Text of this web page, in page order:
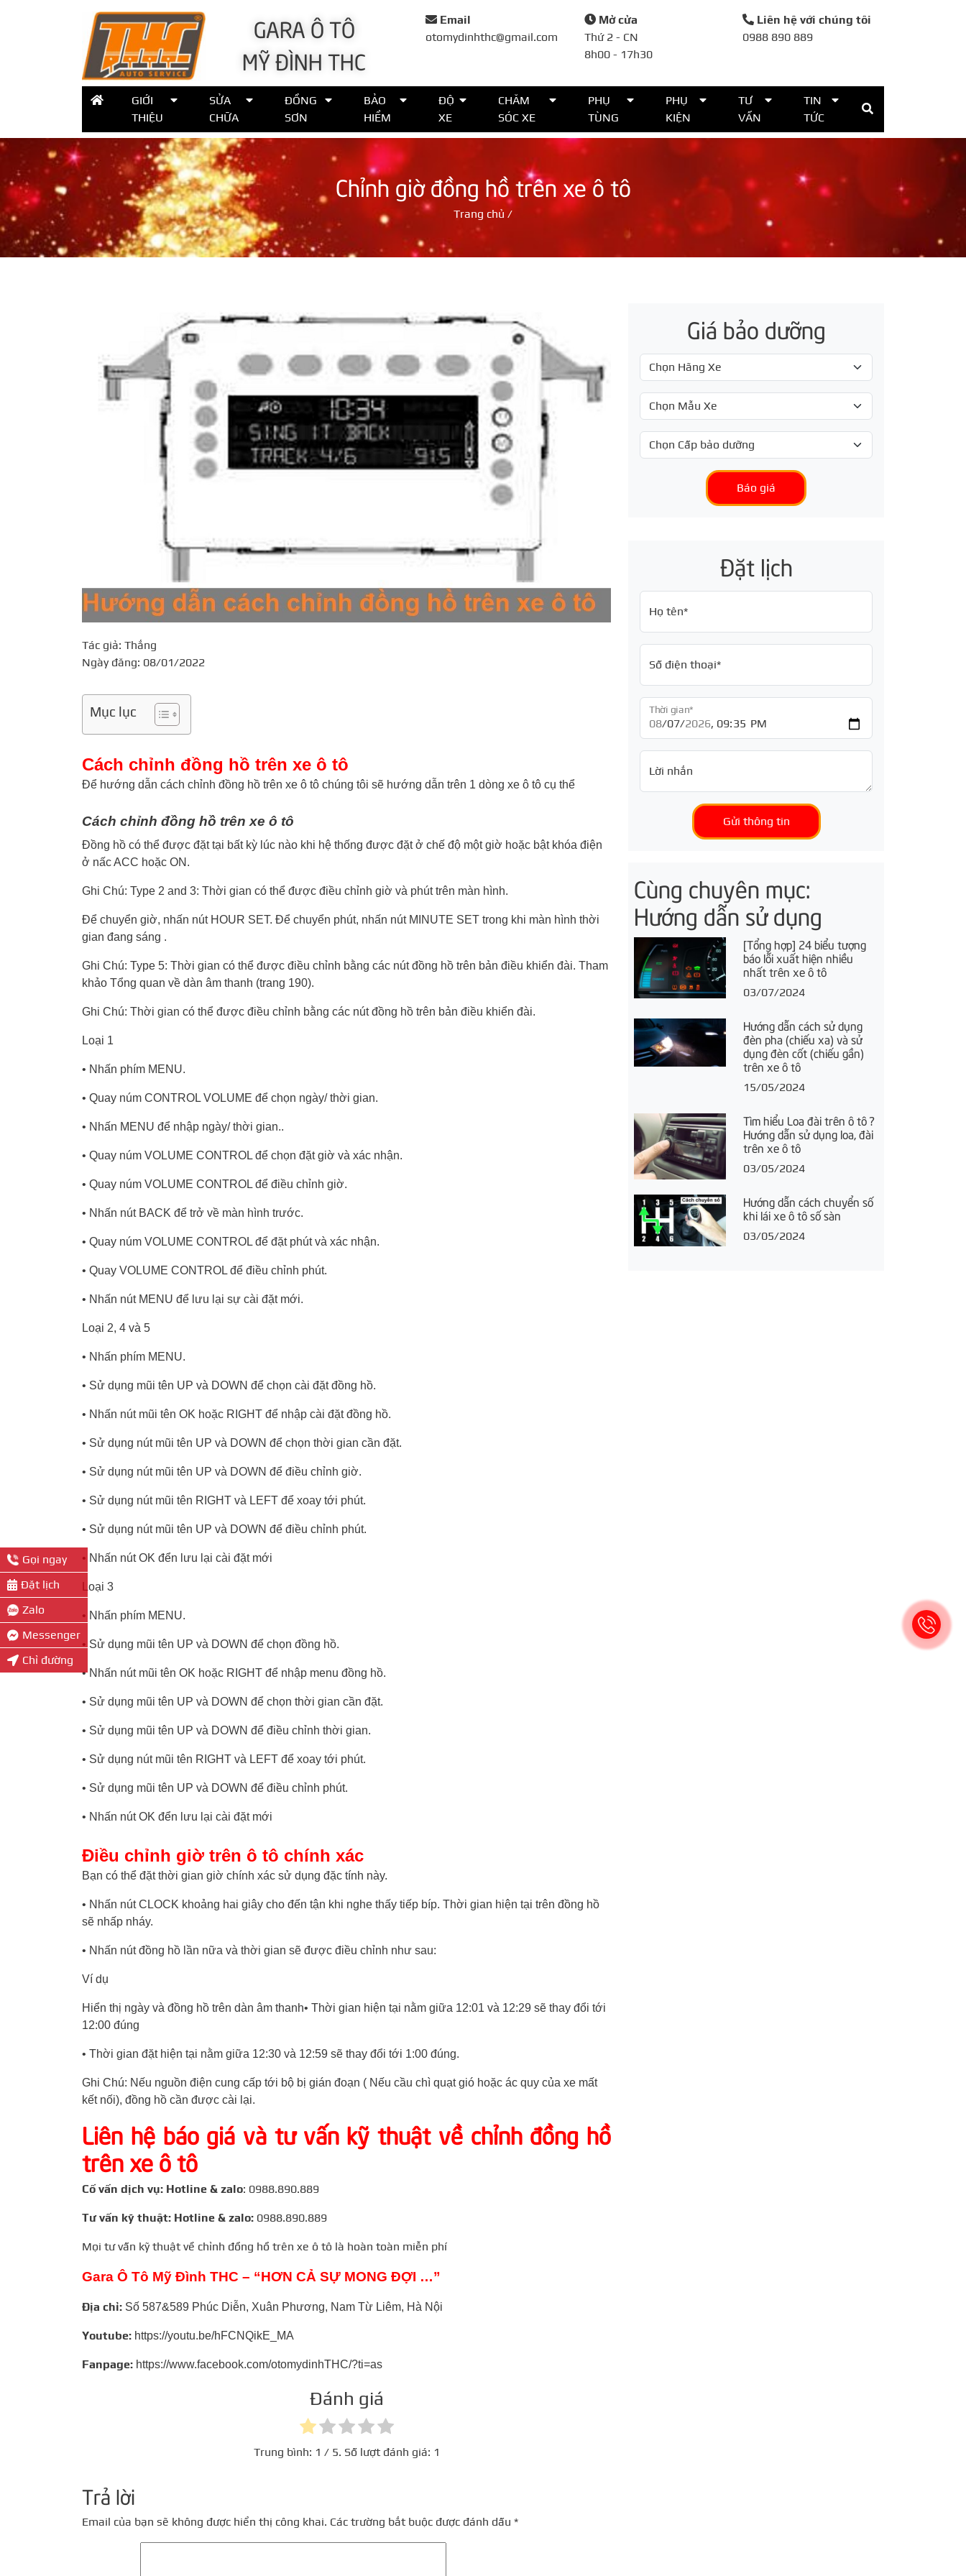
GARA Ô TÔ
MỸ ĐÌNH THC
Email
otomydinhthc@gmail.com
Mở cửa
Thứ 2 - CN
8h00 - 17h30
Liên hệ với chúng tôi
0988 890 889
GIỚI
THIỆU
SỬA
CHỮA
ĐỒNG
SƠN
BẢO
HIỂM
ĐỘ
XE
CHĂM
SÓC XE
PHỤ
TÙNG
PHỤ
KIỆN
TƯ
VẤN
TIN
TỨC
Đặt lịch
Họ tên*
Số điện thoại*
Thời gian*
Gửi thông tin
Chỉnh giờ đồng hồ trên xe ô tô
Trang chủ /
Tác giả: Thắng
Ngày đăng: 08/01/2022
Mục lục
Cách chỉnh đồng hồ trên xe ô tô
Để hướng dẫn cách chỉnh đồng hồ trên xe ô tô chúng tôi sẽ hướng dẫn trên 1 dòng xe ô tô cụ thể
Cách chỉnh đồng hồ trên xe ô tô
Đồng hồ có thể được đặt tại bất kỳ lúc nào khi hệ thống được đặt ở chế độ một giờ hoặc bật khóa điện
ở nấc ACC hoặc ON.
Ghi Chú: Type 2 and 3: Thời gian có thể được điều chỉnh giờ và phút trên màn hình.
Để chuyển giờ, nhấn nút HOUR SET. Để chuyển phút, nhấn nút MINUTE SET trong khi màn hình thời
gian đang sáng .
Ghi Chú: Type 5: Thời gian có thể được điều chỉnh bằng các nút đồng hồ trên bản điều khiển đài. Tham
khảo Tổng quan về dàn âm thanh (trang 190).
Ghi Chú: Thời gian có thể được điều chỉnh bằng các nút đồng hồ trên bản điều khiển đài.
Loại 1
• Nhấn phím MENU.
• Quay núm CONTROL VOLUME để chọn ngày/ thời gian.
• Nhấn MENU để nhập ngày/ thời gian..
• Quay núm VOLUME CONTROL để chọn đặt giờ và xác nhận.
• Quay núm VOLUME CONTROL để điều chỉnh giờ.
• Nhấn nút BACK để trở về màn hình trước.
• Quay núm VOLUME CONTROL để đặt phút và xác nhận.
• Quay VOLUME CONTROL để điều chỉnh phút.
• Nhấn nút MENU để lưu lại sự cài đặt mới.
Loại 2, 4 và 5
• Nhấn phím MENU.
• Sử dụng mũi tên UP và DOWN để chọn cài đặt đồng hồ.
• Nhấn nút mũi tên OK hoặc RIGHT để nhập cài đặt đồng hồ.
• Sử dụng nút mũi tên UP và DOWN để chọn thời gian cần đặt.
• Sử dụng nút mũi tên UP và DOWN để điều chỉnh giờ.
• Sử dụng nút mũi tên RIGHT và LEFT để xoay tới phút.
• Sử dụng nút mũi tên UP và DOWN để điều chỉnh phút.
• Nhấn nút OK đển lưu lại cài đặt mới
Loại 3
• Nhấn phím MENU.
• Sử dụng mũi tên UP và DOWN để chọn đồng hồ.
• Nhấn nút mũi tên OK hoặc RIGHT để nhập menu đồng hồ.
• Sử dụng mũi tên UP và DOWN để chọn thời gian cần đặt.
• Sử dụng mũi tên UP và DOWN để điều chỉnh thời gian.
• Sử dụng nút mũi tên RIGHT và LEFT để xoay tới phút.
• Sử dụng mũi tên UP và DOWN để điều chỉnh phút.
• Nhấn nút OK đển lưu lại cài đặt mới
Điều chỉnh giờ trên ô tô chính xác
Bạn có thể đặt thời gian giờ chính xác sử dụng đặc tính này.
• Nhấn nút CLOCK khoảng hai giây cho đến tận khi nghe thấy tiếp bíp. Thời gian hiện tại trên đồng hồ
sẽ nhấp nháy.
• Nhấn nút đồng hồ lần nữa và thời gian sẽ được điều chỉnh như sau:
Ví dụ
Hiển thị ngày và đồng hồ trên dàn âm thanh• Thời gian hiện tại nằm giữa 12:01 và 12:29 sẽ thay đổi tới
12:00 đúng
• Thời gian đặt hiện tại nằm giữa 12:30 và 12:59 sẽ thay đổi tới 1:00 đúng.
Ghi Chú: Nếu nguồn điện cung cấp tới bộ bị gián đoạn ( Nếu cầu chì quạt gió hoặc ác quy của xe mất
kết nối), đồng hồ cần được cài lại.
Liên hệ báo giá và tư vấn kỹ thuật về chỉnh đồng hồ
trên xe ô tô
Cố vấn dịch vụ: Hotline & zalo: 0988.890.889
Tư vấn kỹ thuật: Hotline & zalo: 0988.890.889
Mọi tư vấn kỹ thuật về chỉnh đồng hồ trên xe ô tô là hoàn toàn miễn phí
Gara Ô Tô Mỹ Đình THC – “HƠN CẢ SỰ MONG ĐỢI …”
Địa chỉ: Số 587&589 Phúc Diễn, Xuân Phương, Nam Từ Liêm, Hà Nội
Youtube: https://youtu.be/hFCNQikE_MA
Fanpage: https://www.facebook.com/otomydinhTHC/?ti=as
Đánh giá
Trung bình: 1 / 5. Số lượt đánh giá: 1
Trả lời
Email của bạn sẽ không được hiển thị công khai. Các trường bắt buộc được đánh dấu *
Giá bảo dưỡng
Báo giá
Đặt lịch
Họ tên*
Số điện thoại*
Thời gian*
Lời nhắn
Gửi thông tin
Cùng chuyên mục:
Hướng dẫn sử dụng
[Tổng hợp] 24 biểu tượng
báo lỗi xuất hiện nhiều
nhất trên xe ô tô
03/07/2024
Hướng dẫn cách sử dụng
đèn pha (chiếu xa) và sử
dụng đèn cốt (chiếu gần)
trên xe ô tô
15/05/2024
Tìm hiểu Loa đài trên ô tô ?
Hướng dẫn sử dụng loa, đài
trên xe ô tô
03/05/2024
Hướng dẫn cách chuyển số
khi lái xe ô tô số sàn
03/05/2024
Gọi ngay
Đặt lịch
Zalo
Messenger
Chỉ đường